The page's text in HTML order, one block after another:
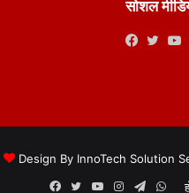
सोशल
Design By InnoTech Solution
Facebook
TwitterYouTubeInstagram